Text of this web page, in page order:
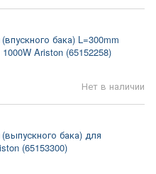
бака) L=300mm
Ariston (65152258)
Нет в наличии
бака) для
(65153300)